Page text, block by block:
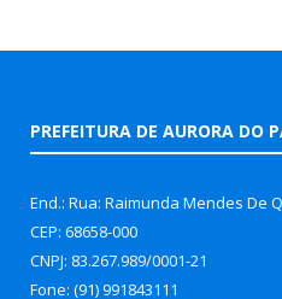
PREFEITURA DE AURORA DO
End.: Rua: Raimunda Mendes De
CEP: 68658-000
CNPJ: 83.267.989/0001-21
Fone: (91) 991843111